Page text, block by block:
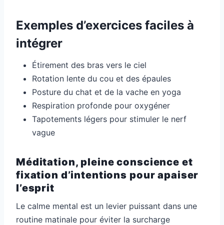
Exemples d’exercices faciles à
intégrer
Étirement des bras vers le ciel
Rotation lente du cou et des épaules
Posture du chat et de la vache en yoga
Respiration profonde pour oxygéner
Tapotements légers pour stimuler le nerf
vague
Méditation, pleine conscience et
fixation d’intentions pour apaiser
l’esprit
Le calme mental est un levier puissant dans une
routine matinale pour éviter la surcharge